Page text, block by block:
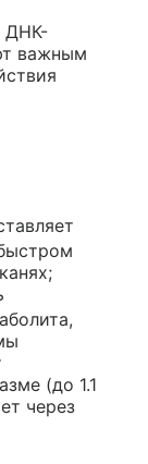
ДНК-
важным
(до 1.1
через